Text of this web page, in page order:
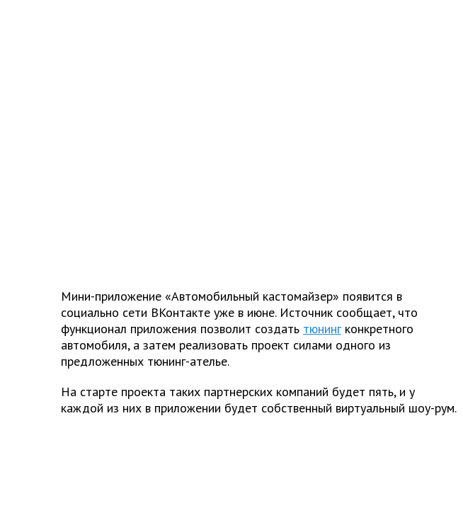
Мини-приложение «Автомобильный кастомайзер» появится в
социально сети ВКонтакте уже в июне. Источник сообщает, что
функционал приложения позволит создать тюнингконкретного
автомобиля, а затем реализовать проект силами одного из
предложенных тюнинг-ателье.
На старте проекта таких партнерских компаний будет пять, и у
каждой из них в приложении будет собственный виртуальный шоу-рум.